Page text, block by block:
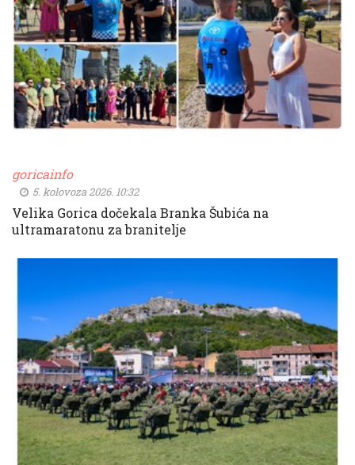
goricainfo
5. kolovoza 2026. 10:32
Velika Gorica dočekala Branka Šubića na
ultramaratonu za branitelje